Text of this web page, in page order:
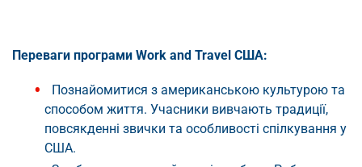
Переваги програми Work and Travel США:
Познайомитися з американською культурою та
способом життя. Учасники вивчають традиції,
повсякденні звички та особливості спілкування у
США.